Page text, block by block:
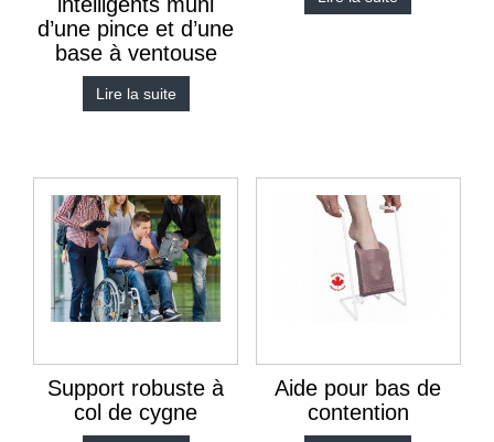
d’une pince et d’une
base à ventouse
Lire la suite
Support robuste à
col de cygne
Aide pour bas de
contention